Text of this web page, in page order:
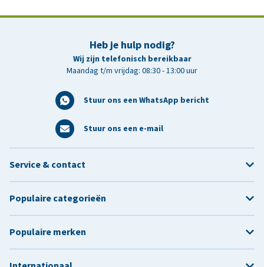
Heb je hulp nodig?
Wij zijn telefonisch bereikbaar
Maandag t/m vrijdag: 08:30 - 13:00 uur
Stuur ons een WhatsApp bericht
Stuur ons een e-mail
Service & contact
Populaire categorieën
Populaire merken